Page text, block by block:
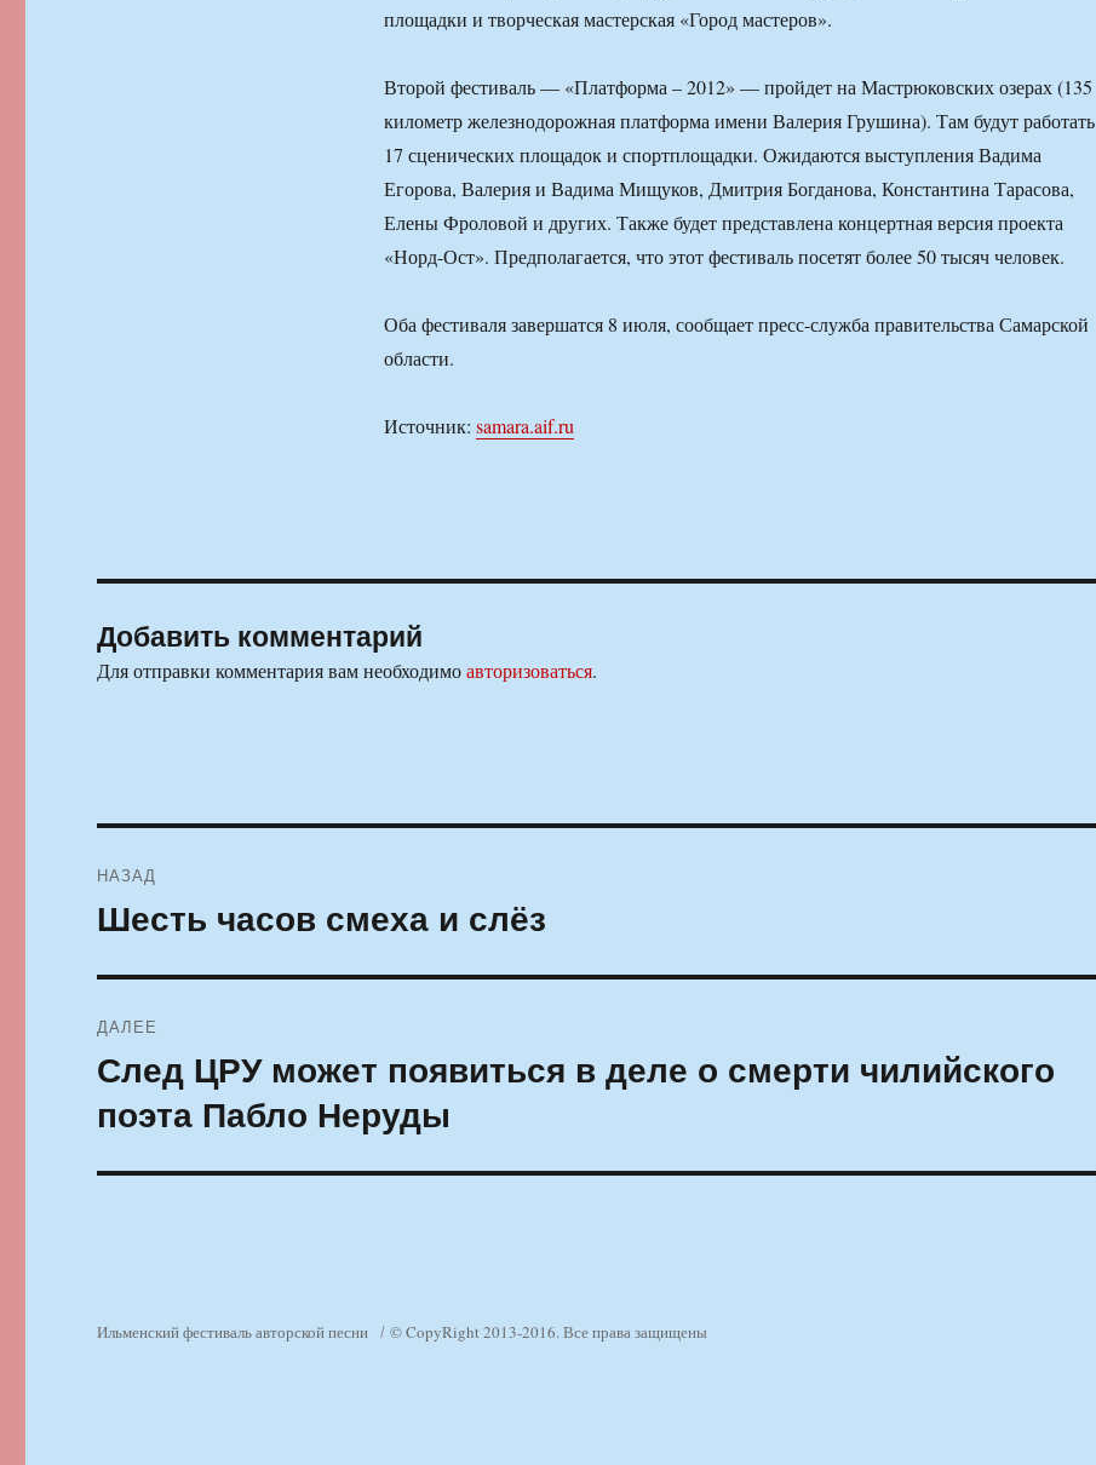
площадки и творческая мастерская «Город мастеров».
Второй фестиваль — «Платформа – 2012» — пройдет на Мастрюковских озерах (135
километр железнодорожная платформа имени Валерия Грушина). Там будут работать
17 сценических площадок и спортплощадки. Ожидаются выступления Вадима
Егорова, Валерия и Вадима Мищуков, Дмитрия Богданова, Константина Тарасова,
Елены Фроловой и других. Также будет представлена концертная версия проекта
«Норд-Ост». Предполагается, что этот фестиваль посетят более 50 тысяч человек.
Оба фестиваля завершатся 8 июля, сообщает пресс-служба правительства Самарской
области.
Источник: samara.aif.ru
Добавить комментарий
Для отправки комментария вам необходимоавторизоваться.
по
НАЗАД
Предыдущая
Шесть часов смеха и слёз
ДАЛЕЕ
Следующая
След ЦРУ может появиться в деле о смерти чилийского
поэта Пабло Неруды
Ильменский фестиваль авторской песни © CopyRight 2013-2016. Все права защищены